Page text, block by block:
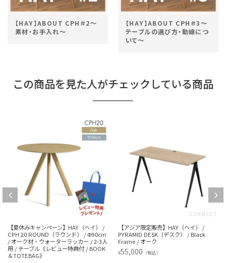
【HAY】ABOUT CPH＃2～
素材・お手入れ～
【HAY】ABOUT CPH＃3～
テーブルの選び方・動線につ
いて～
この商品を見た人がチェックしている商品
） /
2-3人
【アジア限定販売】HAY（ヘイ） /
PYRAMID DESK（デスク） / Black
Frame / オーク
¥55,000（税込）
【アウトレット】HAY（ヘイ） /
20 ROUND（ラウンド） / Φ90cm
フホワイトリノリウム / 2-3人用 /
ブル